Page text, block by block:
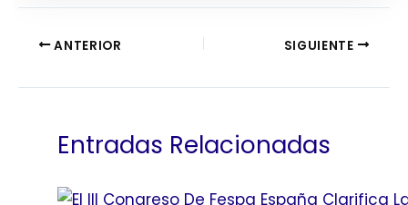
ANTERIOR SIGUIENTE
Entradas Relacionadas